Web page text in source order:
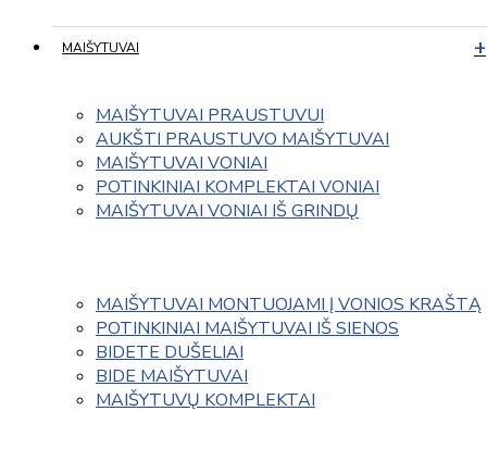
MAIŠYTUVAI
MAIŠYTUVAI PRAUSTUVUI
AUKŠTI PRAUSTUVO MAIŠYTUVAI
MAIŠYTUVAI VONIAI
POTINKINIAI KOMPLEKTAI VONIAI
MAIŠYTUVAI VONIAI IŠ GRINDŲ
MAIŠYTUVAI MONTUOJAMI Į VONIOS KRAŠTĄ
POTINKINIAI MAIŠYTUVAI IŠ SIENOS
BIDETE DUŠELIAI
BIDE MAIŠYTUVAI
MAIŠYTUVŲ KOMPLEKTAI